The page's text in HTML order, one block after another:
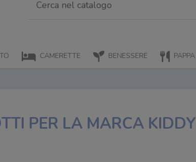
CAMERETTE BENESSERE PAPPA
PER LA MARCA KIDDY